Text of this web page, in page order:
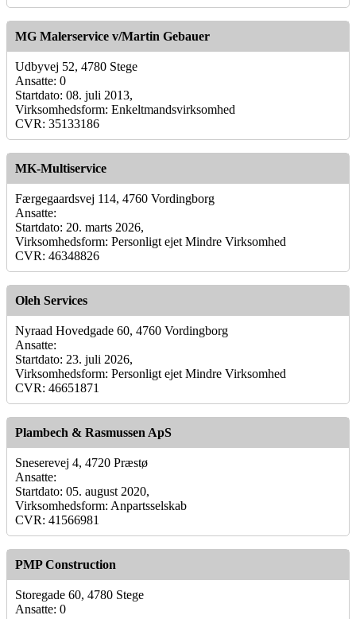
MG Malerservice v/Martin Gebauer
Udbyvej 52, 4780 Stege
Ansatte: 0
Startdato: 08. juli 2013,
Virksomhedsform: Enkeltmandsvirksomhed
CVR: 35133186
MK-Multiservice
Færgegaardsvej 114, 4760 Vordingborg
Ansatte:
Startdato: 20. marts 2026,
Virksomhedsform: Personligt ejet Mindre Virksomhed
CVR: 46348826
Oleh Services
Nyraad Hovedgade 60, 4760 Vordingborg
Ansatte:
Startdato: 23. juli 2026,
Virksomhedsform: Personligt ejet Mindre Virksomhed
CVR: 46651871
Plambech & Rasmussen ApS
Sneserevej 4, 4720 Præstø
Ansatte:
Startdato: 05. august 2020,
Virksomhedsform: Anpartsselskab
CVR: 41566981
PMP Construction
Storegade 60, 4780 Stege
Ansatte: 0